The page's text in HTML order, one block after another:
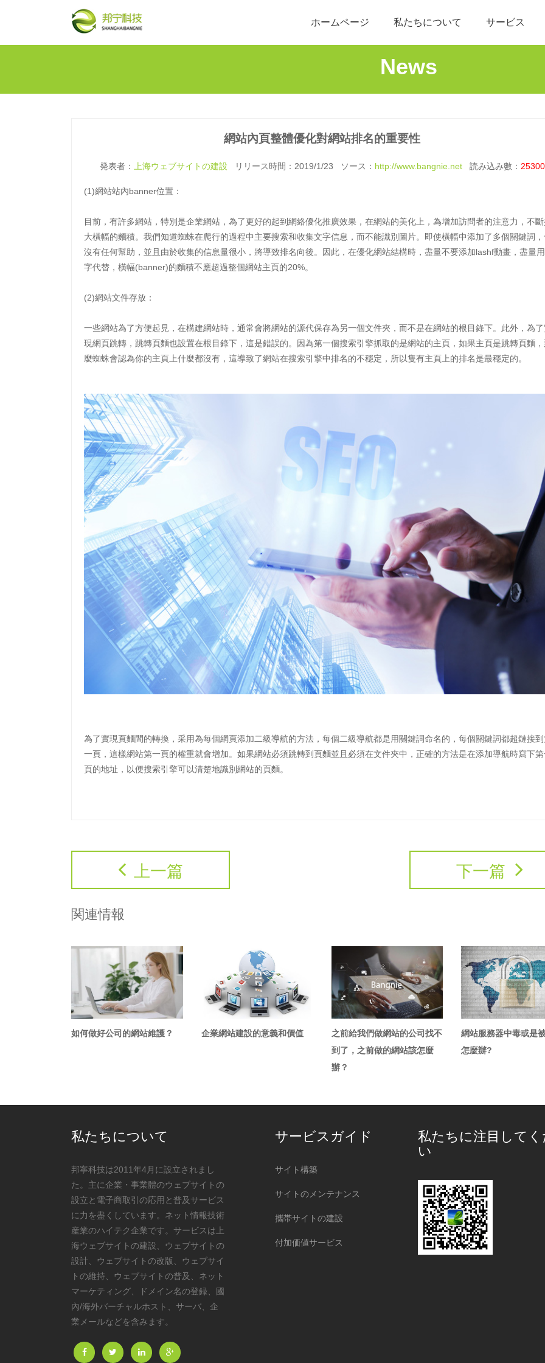
ホームページ 私たちについて サービス
News
網站內頁整體優化對網站排名的重要性
発表者： 上海ウェブサイトの建設 リリース時間：2019/1/23 ソース： http://www.bangnie.net読み込み數： 25300
(1)網站站內banner位置：
目前，有許多網站，特別是企業網站，為了更好的起到網絡優化推廣效果，在網站的美化上，為增加訪問者的注意力，不
大橫幅的麵積。我們知道蜘蛛在爬行的過程中主要搜索和收集文字信息，而不能識別圖片。即使橫幅中添加了多個關鍵詞
沒有任何幫助，並且由於收集的信息量很小，將導致排名向後。因此，在優化網站結構時，盡量不要添加lashf動畫，盡量
字代替，橫幅(banner)的麵積不應超過整個網站主頁的20%。
(2)網站文件存放：
一些網站為了方便起見，在構建網站時，通常會將網站的源代保存為另一個文件夾，而不是在網站的根目錄下。此外，為
現網頁跳轉，跳轉頁麵也設置在根目錄下，這是錯誤的。因為第一個搜索引擎抓取的是網站的主頁，如果主頁是跳轉頁麵
麼蜘蛛會認為你的主頁上什麼都沒有，這導致了網站在搜索引擎中排名的不穩定，所以隻有主頁上的排名是最穩定的。
為了實現頁麵間的轉換，采用為每個網頁添加二級導航的方法，每個二級導航都是用關鍵詞命名的，每個關鍵詞都超鏈接
一頁，這樣網站第一頁的權重就會增加。如果網站必須跳轉到頁麵並且必須在文件夾中，正確的方法是在添加導航時寫下
頁的地址，以便搜索引擎可以清楚地識別網站的頁麵。
上一篇 下一篇
関連情報
如何做好公司的網站維護？ 企業網站建設的意義和價值
之前給我們做網站的公司找不
到了，之前做的網站該怎麼
辦？
網站服務器中毒或是
怎麼辦?
私たちについて
邦寧科技は2011年4月に設立されまし
た。主に企業・事業體のウェブサイトの
設立と電子商取引の応用と普及サービス
に力を盡くしています。ネット情報技術
産業のハイテク企業です。サービスは上
海ウェブサイトの建設、ウェブサイトの
設計、ウェブサイトの改版、ウェブサイ
トの維持、ウェブサイトの普及、ネット
マーケティング、ドメイン名の登録、國
內/海外バーチャルホスト、サーバ、企
業メールなどを含みます。
サービスガイド
サイト構築
サイトのメンテナンス
攜帯サイトの建設
付加価値サービス
私たちに注目して
い